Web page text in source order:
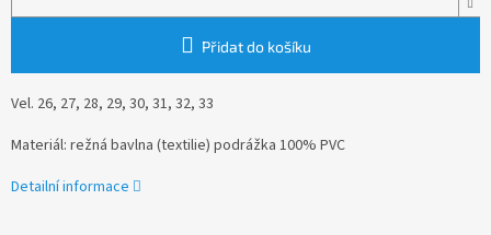
Přidat do košíku
Vel. 26, 27, 28, 29, 30, 31, 32, 33
Materiál: režná bavlna (textilie) podrážka 100% PVC
Detailní informace